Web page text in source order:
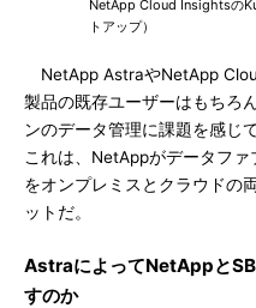
NetApp Cloud Insightsの
トアップ）
NetApp AstraやNetApp
製品の既存ユーザーはもちろ
ンのデータ管理に課題を感じ
これは、NetAppがデータフ
をオンプレミスとクラウドの
ットだ。
AstraによってNetAppとSB
すのか